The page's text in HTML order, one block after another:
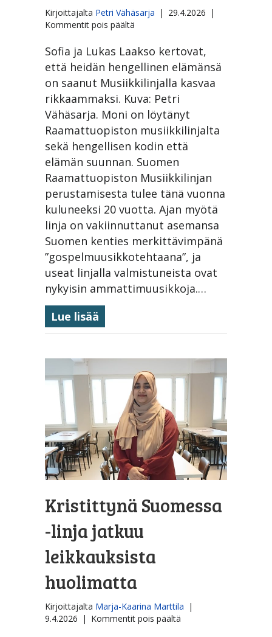
Kirjoittajalta Petri Vähäsarja | 29.4.2026 |
Kommentit pois päältä
20
vuotta
–
gospelmuusikoiden
sulatusuuni
vakiinnuttanut
paikkansa
Sofia ja Lukas Laakso kertovat,
että heidän hengellinen elämänsä
on saanut Musiikkilinjalla kasvaa
rikkaammaksi. Kuva: Petri
Vähäsarja. Moni on löytänyt
Raamattuopiston musiikkilinjalta
sekä hengellisen kodin että
elämän suunnan. Suomen
Raamattuopiston Musiikkilinjan
perustamisesta tulee tänä vuonna
kuluneeksi 20 vuotta. Ajan myötä
linja on vakiinnuttanut asemansa
Suomen kenties merkittävimpänä
”gospelmuusikkotehtaana”, ja
useat linjalla valmistuneista ovat
nykyisin ammattimuusikkoja.…
Lue lisää
Kristittynä Suomessa
-linja ­jatkuu
leikkauksista
huolimatta
Kirjoittajalta Marja-Kaarina Marttila |
9.4.2026 | Kommentit pois päältä